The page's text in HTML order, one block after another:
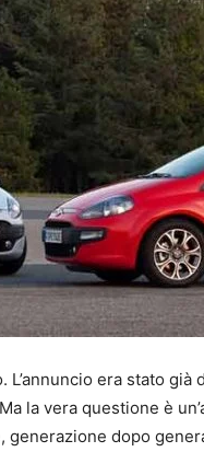
L’annuncio era stato
la vera questione è
generazione dopo